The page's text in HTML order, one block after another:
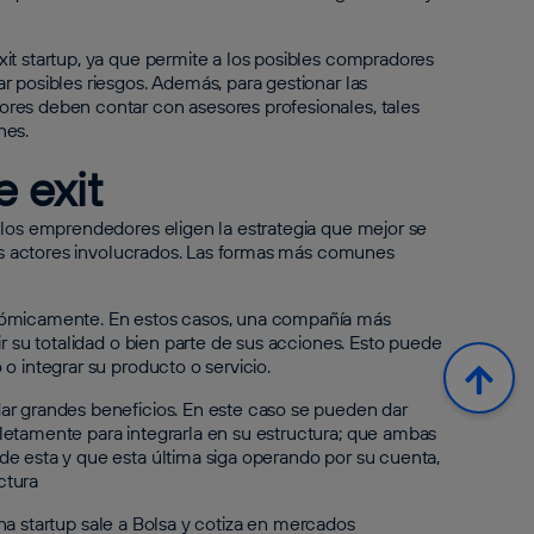
startup, ya que permite a los posibles compradores
riesgos. Además, para gestionar las
deben contar con asesores profesionales, tales
exit
emprendedores eligen la estrategia que mejor se
involucrados. Las formas más comunes
En estos casos, una compañía más
totalidad o bien parte de sus acciones. Esto puede
integrar su producto o servicio.
grandes beneficios. En este caso se pueden dar
para integrarla en su estructura; que ambas
esta y que esta última siga operando por su cuenta,
startup sale a Bolsa y cotiza en mercados